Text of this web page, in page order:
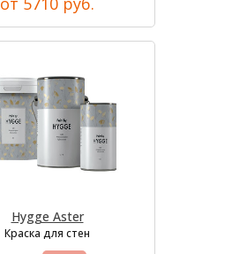
Hygge Aster
Краска для стен